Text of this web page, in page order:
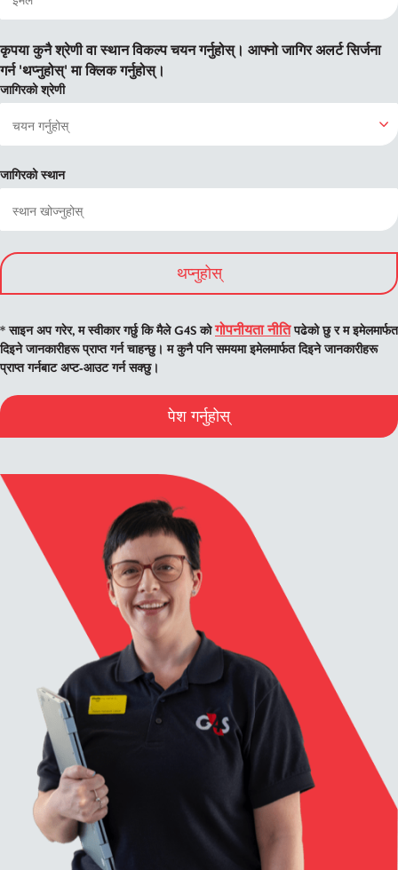
कृपया कुनै श्रेणी वा स्थान विकल्प चयन गर्नुहोस्। आफ्नो जागिर अलर्ट सिर्जना
गर्न 'थप्नुहोस्' मा क्लिक गर्नुहोस्।
जागिरको श्रेणी
जागिरको स्थान
थप्नुहोस्
* साइन अप गरेर, म स्वीकार गर्छु कि मैले G4S कोगोपनीयता नीतिपढेको छु र म इमेलमार्फत
दिइने जानकारीहरू प्राप्त गर्न चाहन्छु। म कुनै पनि समयमा इमेलमार्फत दिइने जानकारीहरू
प्राप्त गर्नबाट अप्ट-आउट गर्न सक्छु।
पेश गर्नुहोस्